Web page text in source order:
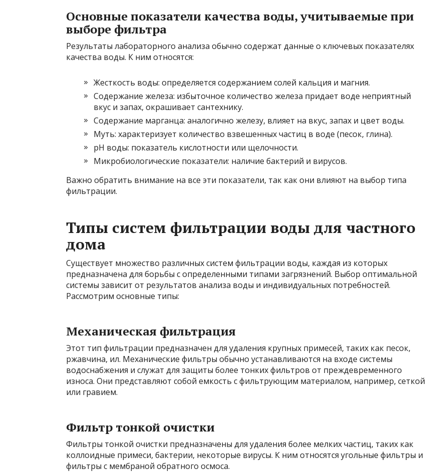
Основные показатели качества воды, учитываемые при
выборе фильтра
Результаты лабораторного анализа обычно содержат данные о ключевых показателях
качества воды. К ним относятся:
Жесткость воды: определяется содержанием солей кальция и магния.
Содержание железа: избыточное количество железа придает воде неприятный
вкус и запах, окрашивает сантехнику.
Содержание марганца: аналогично железу, влияет на вкус, запах и цвет воды.
Муть: характеризует количество взвешенных частиц в воде (песок, глина).
pH воды: показатель кислотности или щелочности.
Микробиологические показатели: наличие бактерий и вирусов.
Важно обратить внимание на все эти показатели, так как они влияют на выбор типа
фильтрации.
Типы систем фильтрации воды для частного
дома
Существует множество различных систем фильтрации воды, каждая из которых
предназначена для борьбы с определенными типами загрязнений. Выбор оптимальной
системы зависит от результатов анализа воды и индивидуальных потребностей.
Рассмотрим основные типы:
Механическая фильтрация
Этот тип фильтрации предназначен для удаления крупных примесей, таких как песок,
ржавчина, ил. Механические фильтры обычно устанавливаются на входе системы
водоснабжения и служат для защиты более тонких фильтров от преждевременного
износа. Они представляют собой емкость с фильтрующим материалом, например, сеткой
или гравием.
Фильтр тонкой очистки
Фильтры тонкой очистки предназначены для удаления более мелких частиц, таких как
коллоидные примеси, бактерии, некоторые вирусы. К ним относятся угольные фильтры и
фильтры с мембраной обратного осмоса.